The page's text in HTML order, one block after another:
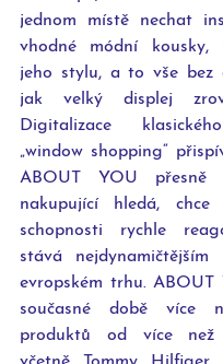
jednom místě nechat
vhodné módní kousky,
jeho stylu, a to vše bez
jak velký displej
Digitalizace
„window shopping“
ABOUT YOU
nakupující hledá,
schopnosti rychle
stává nejdynamičtějším
evropském trhu.
současné době více
produktů od více než